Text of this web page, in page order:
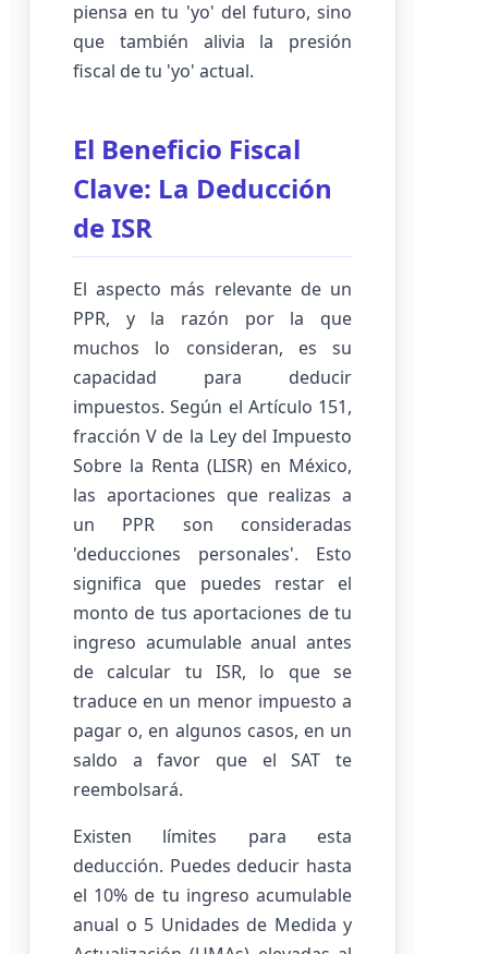
piensa en tu 'yo' del futuro, sino
que también alivia la presión
fiscal de tu 'yo' actual.
El Beneficio Fiscal
Clave: La Deducción
de ISR
El aspecto más relevante de un
PPR, y la razón por la que
muchos lo consideran, es su
capacidad para deducir
impuestos. Según el Artículo 151,
fracción V de la Ley del Impuesto
Sobre la Renta (LISR) en México,
las aportaciones que realizas a
un PPR son consideradas
'deducciones personales'. Esto
significa que puedes restar el
monto de tus aportaciones de tu
ingreso acumulable anual antes
de calcular tu ISR, lo que se
traduce en un menor impuesto a
pagar o, en algunos casos, en un
saldo a favor que el SAT te
reembolsará.
Existen límites para esta
deducción. Puedes deducir hasta
el 10% de tu ingreso acumulable
anual o 5 Unidades de Medida y